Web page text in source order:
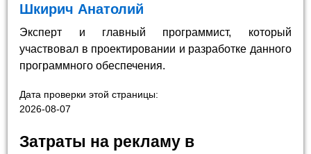
Шкирич Анатолий
Эксперт и главный программист, который
участвовал в проектировании и разработке данного
программного обеспечения.
Дата проверки этой страницы:
2026-08-07
Затраты на рекламу в